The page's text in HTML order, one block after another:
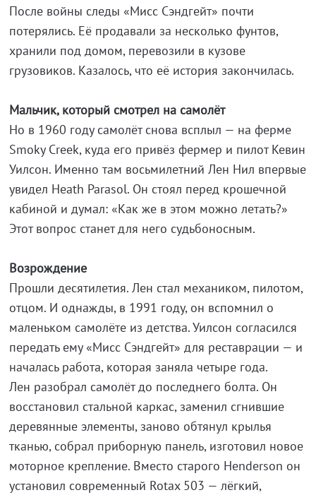
После войны следы «Мисс Сэндгейт» почти
потерялись. Её продавали за несколько фунтов,
хранили под домом, перевозили в кузове
грузовиков. Казалось, что её история закончилась.
Мальчик, который смотрел на самолёт
Но в 1960 году самолёт снова всплыл — на ферме
Smoky Creek, куда его привёз фермер и пилот Кевин
Уилсон. Именно там восьмилетний Лен Нил впервые
увидел Heath Parasol. Он стоял перед крошечной
кабиной и думал: «Как же в этом можно летать?»
Этот вопрос станет для него судьбоносным.
Возрождение
Прошли десятилетия. Лен стал механиком, пилотом,
отцом. И однажды, в 1991 году, он вспомнил о
маленьком самолёте из детства. Уилсон согласился
передать ему «Мисс Сэндгейт» для реставрации — и
началась работа, которая заняла четыре года.
Лен разобрал самолёт до последнего болта. Он
восстановил стальной каркас, заменил сгнившие
деревянные элементы, заново обтянул крылья
тканью, собрал приборную панель, изготовил новое
моторное крепление. Вместо старого Henderson он
установил современный Rotax 503 — лёгкий,